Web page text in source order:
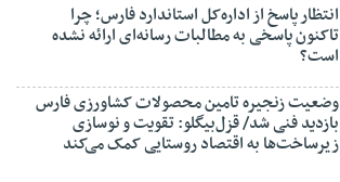
انتظار پاسخ از اداره‌کل استاندارد فارس؛ چرا
تاکنون پاسخی به مطالبات رسانه‌ای ارائه نشده
است؟
وضعیت زنجیره تامین محصولات کشاورزی فارس
بازدید فنی شد/ قزل‌بیگلو: تقویت و نوسازی
زیرساخت‌ها به اقتصاد روستایی کمک می‌کند